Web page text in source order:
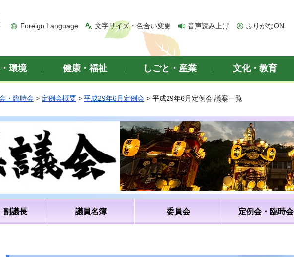
Foreign Language 文字サイズ・色合い変更 音声読み上げ ふりがなON
環境 健康・福祉 しごと・産業 文化・教育
・臨時会 > 定例会概要 > 平成29年6月定例会 > 平成29年6月定例会 議案一覧
副議長 議員名簿 委員会 定例会・臨時会